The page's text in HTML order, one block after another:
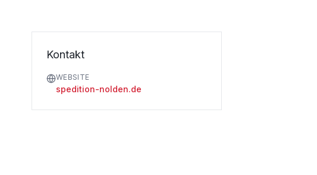
Kontakt
WEBSITE
spedition-nolden.de